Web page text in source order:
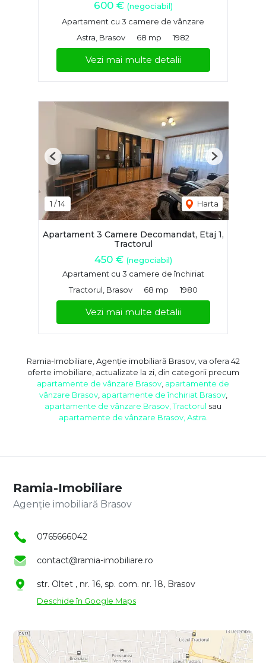
600 € (negociabil)
Apartament cu 3 camere de vânzare
Astra, Brasov
68 mp 1982
Vezi mai multe detalii
1 /14 Harta
Previous Next
Apartament 3 Camere Decomandat, Etaj 1,
Tractorul
450 € (negociabil)
Apartament cu 3 camere de închiriat
Tractorul, Brasov
68 mp 1980
Vezi mai multe detalii
Ramia-Imobiliare, Agenție imobiliară Brasov, va ofera 42
oferte imobiliare, actualizate la zi, din categorii precum
apartamente de vânzare Brasov apartamente de
vânzare Brasov, apartamente de închiriat Brasov,
apartamente de vânzare Brasov, Tractorul sau
apartamente de vânzare Brasov, Astra
Ramia-Imobiliare
Agenție imobiliară Brasov
0765666042
contact@ramia-imobiliare.ro
str. Oltet , nr. 16, sp. com. nr. 18, Brasov
Deschide în Google Maps